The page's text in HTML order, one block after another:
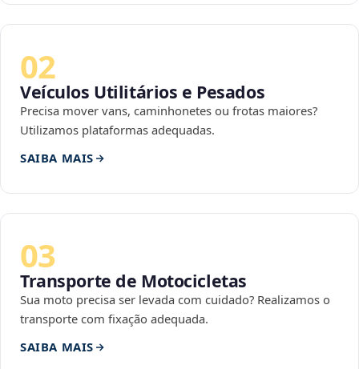
02
Veículos Utilitários e Pesados
Precisa mover vans, caminhonetes ou frotas maiores?
Utilizamos plataformas adequadas.
SAIBA MAIS
03
Transporte de Motocicletas
Sua moto precisa ser levada com cuidado? Realizamos o
transporte com fixação adequada.
SAIBA MAIS